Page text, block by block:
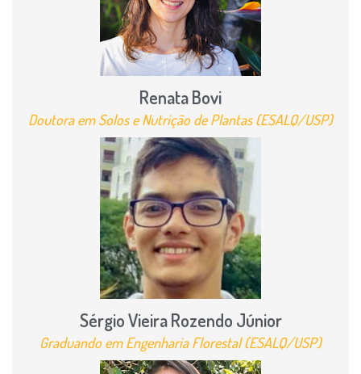
Renata Bovi
Doutora em Solos e Nutrição de Plantas (ESALQ/USP)
Sérgio Vieira Rozendo Júnior
Graduando em Engenharia Florestal (ESALQ/USP)